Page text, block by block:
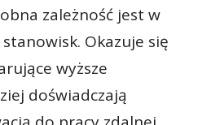
zależność jest w
Okazuje się
wyższe
doświadczają